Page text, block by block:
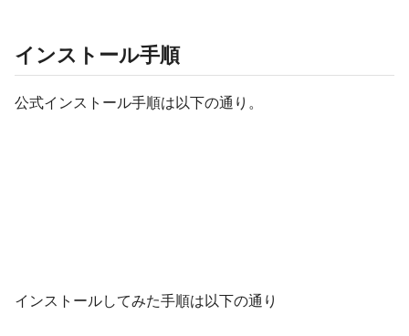
インストール手順
公式インストール手順は以下の通り。
インストールしてみた手順は以下の通り